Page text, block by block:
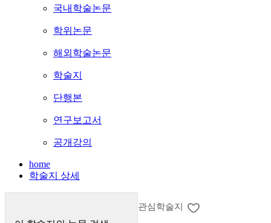
국내학술논문
학위논문
해외학술논문
학술지
단행본
연구보고서
공개강의
home
학술지 상세
관심학술지